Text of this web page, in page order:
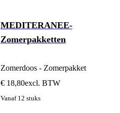
MEDITERANEE-
Zomerpakketten
Zomerdoos - Zomerpakket
€ 18,80excl. BTW
Vanaf 12 stuks